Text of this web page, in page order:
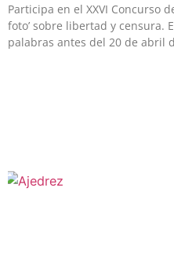
Participa en el XXVI Concurso
foto’ sobre libertad y censura.
palabras antes del 20 de abril